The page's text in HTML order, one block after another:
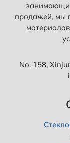
продажей, мы
No. 158,